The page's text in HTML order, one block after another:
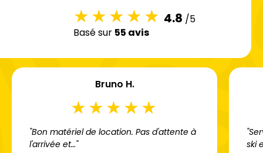
4.8 /5
Basé sur 55 avis
Bruno H.
"Bon matériel de location. Pas d'attente à
l'arrivée et…"
ski